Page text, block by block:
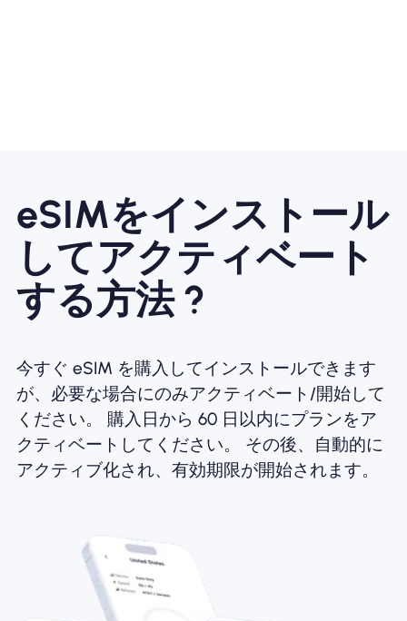
eSIMをインストール
してアクティベート
する方法 ?
今すぐ eSIM を購入してインストールできます
が、必要な場合にのみアクティベート/開始して
ください。 購入日から 60 日以内にプランをア
クティベートしてください。 その後、自動的に
アクティブ化され、有効期限が開始されます。